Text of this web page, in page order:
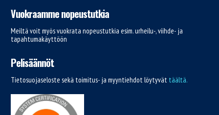
Vuokraamme nopeustutkia
Meiltä voit myös vuokrata nopeustutkia esim. urheilu-, viihde- ja
tapahtumakäyttöön
Pelisäännöt
Tietosuojaseloste sekä toimitus- ja myyntiehdot löytyvät täältä.